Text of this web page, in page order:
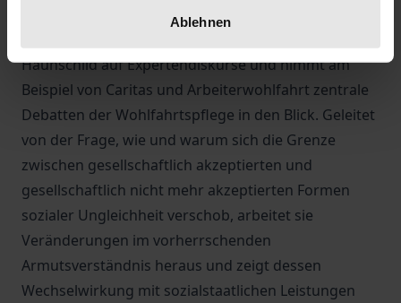
Ablehnen
An diesem Punkt setzt die Studie an. In ihrer
Haunschild auf Expertendiskurse und nimmt am
Beispiel von Caritas und Arbeiterwohlfahrt zentrale
Debatten der Wohlfahrtspflege in den Blick. Geleitet
von der Frage, wie und warum sich die Grenze
zwischen gesellschaftlich akzeptierten und
gesellschaftlich nicht mehr akzeptierten Formen
sozialer Ungleichheit verschob, arbeitet sie
Veränderungen im vorherrschenden
Armutsverständnis heraus und zeigt dessen
Wechselwirkung mit sozialstaatlichen Leistungen